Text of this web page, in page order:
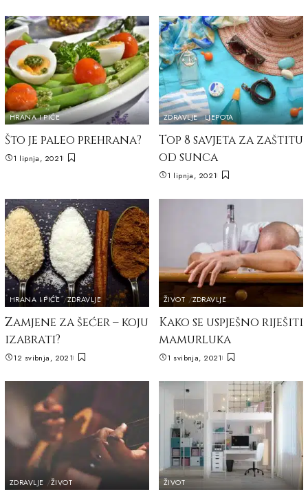
HRANA I PIĆE
Što je paleo prehrana?
1 lipnja, 2021
ZDRAVLJE LJEPOTA
Top 8 savjeta za zaštitu
od sunca
1 lipnja, 2021
HRANA I PIĆE ZDRAVLJE
Zamjene za šećer – koju
izabrati?
12 svibnja, 2021
ŽIVOT ZDRAVLJE
Kako se uspješno riješiti
mamurluka
1 svibnja, 2021
ZDRAVLJE ŽIVOT ŽIVOT